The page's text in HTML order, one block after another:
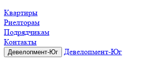
Квартиры
Риелторам
Подрядчикам
Контакты
Девелопмент-Юг
Девелопмент-Юг